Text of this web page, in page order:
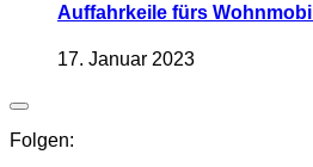
Auffahrkeile fürs Wohnmobil
17. Januar 2023
Folgen: